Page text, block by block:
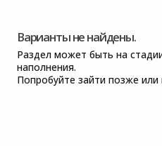
Варианты не найдены.
Раздел может быть на
наполнения.
Попробуйте зайти позже или